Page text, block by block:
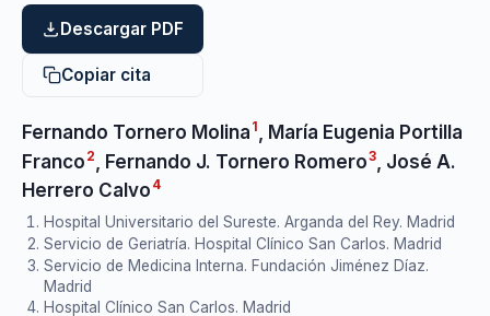
Descargar PDF
Copiar cita
Fernando Tornero Molina 1
María Eugenia Portilla
Franco 2 Fernando J. Tornero Romero3
José A.
Herrero Calvo 4
Hospital Universitario del Sureste. Arganda del Rey. Madrid
Servicio de Geriatría. Hospital Clínico San Carlos. Madrid
Servicio de Medicina Interna. Fundación Jiménez Díaz.
Madrid
Hospital Clínico San Carlos. Madrid